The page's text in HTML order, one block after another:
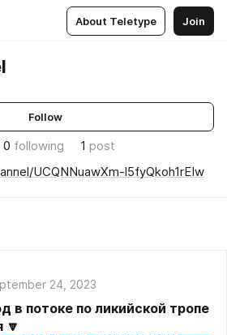
About Teletype Join
Follow
0 following 1 post
UCQNNuawXm-l5fyQkoh1rEIw
24, 2023
в потоке по ликийской тропе
🔽